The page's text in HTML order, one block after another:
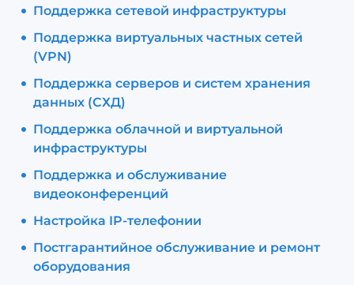
Поддержка сетевой инфраструктуры
Поддержка виртуальных частных сетей
(VPN)
Поддержка серверов и систем хранения
данных (СХД)
Поддержка облачной и виртуальной
инфраструктуры
Поддержка и обслуживание
видеоконференций
Настройка IP-телефонии
Постгарантийное обслуживание и ремонт
оборудования